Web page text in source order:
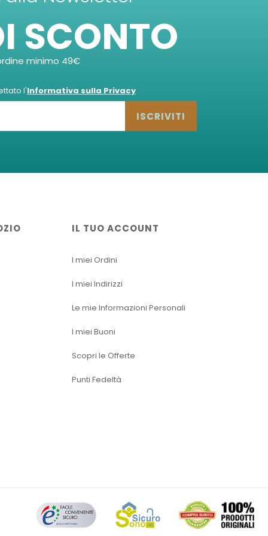
SCONTO
minimo 49€
l'Informativa sulla Privacy
ISCRIVITI
IL TUO ACCOUNT
I miei Ordini
I miei Indirizzi
Le mie Informazioni Personali
I miei Buoni
Scopri le Offerte
Punti Fedeltà